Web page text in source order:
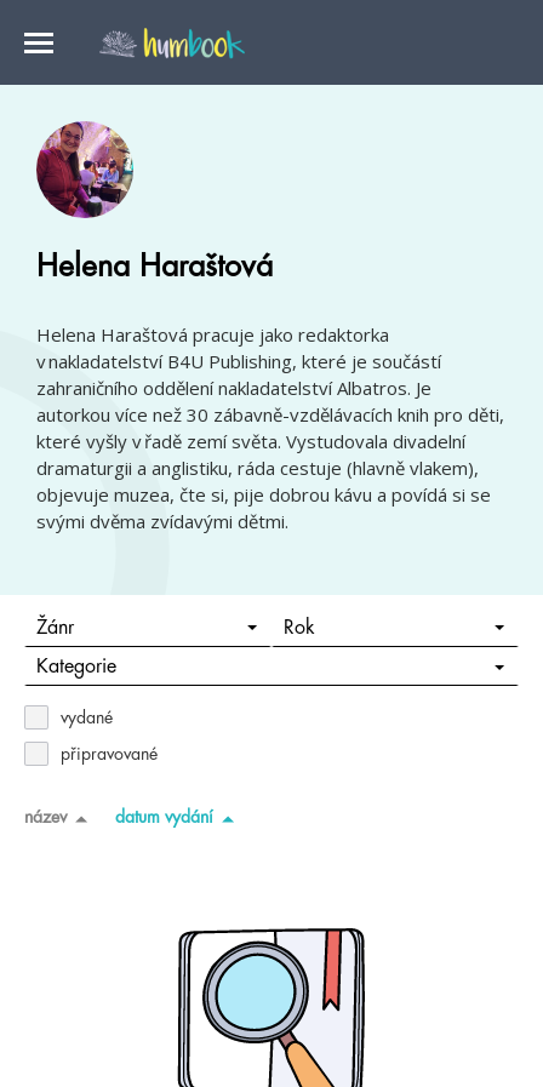
Helena Haraštová
Helena Haraštová pracuje jako redaktorka
v nakladatelství B4U Publishing, které je součástí
zahraničního oddělení nakladatelství Albatros. Je
autorkou více než 30 zábavně-vzdělávacích knih pro děti,
které vyšly v řadě zemí světa. Vystudovala divadelní
dramaturgii a anglistiku, ráda cestuje (hlavně vlakem),
objevuje muzea, čte si, pije dobrou kávu a povídá si se
svými dvěma zvídavými dětmi.
Žánr Rok
Kategorie
vydané
připravované
název datum vydání